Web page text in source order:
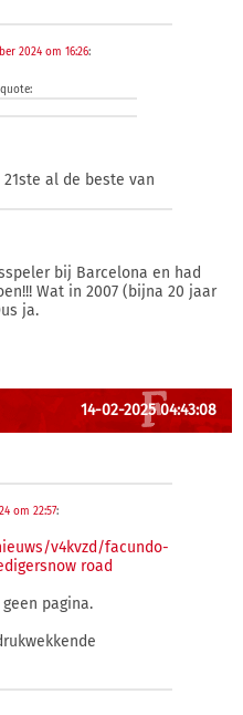
2024 om 16:26:
al de beste van
bij Barcelona en had
Wat in 2007 (bijna 20 jaar
ja.
14-02-2025 04:43:08
om 22:57:
v4kvzd/facundo-
snow road
pagina.